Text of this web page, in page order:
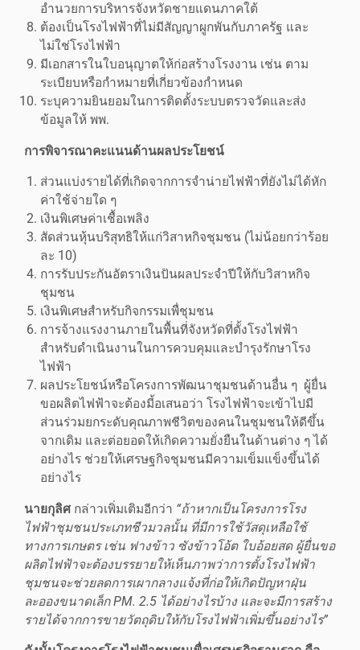
อำนวยการบริหารจังหวัดชายแดนภาคใต้
ต้องเป็นโรงไฟฟ้าที่ไม่มีสัญญาผูกพันกับภาครัฐ และ
ไม่ใช่โรงไฟฟ้า
มีเอกสารในใบอนุญาตให้ก่อสร้างโรงงาน เช่น ตาม
ระเบียบหรือกำหมายที่เกี่ยวข้องกำหนด
ระบุความยินยอมในการติดตั้งระบบตรวจวัดและส่ง
ข้อมูลให้ พพ.
การพิจารณาคะแนนด้านผลประโยชน์
ส่วนแบ่งรายได้ที่เกิดจากการจำน่ายไฟฟ้าที่ยังไม่ได้หัก
ค่าใช้จ่ายใด ๆ
เงินพิเศษค่าเชื้อเพลิง
สัดส่วนหุ้นบริสุทธิให้แก่วิสาหกิจชุมชน (ไม่น้อยกว่าร้อย
ละ 10)
การรับประกันอัตราเงินปันผลประจำปีให้กับวิสาหกิจ
ชุมชน
เงินพิเศษสำหรับกิจกรรมเพื่ชุมชน
การจ้างแรงงานภายในพื้นที่จังหวัดที่ตั้งโรงไฟฟ้า
สำหรับดำเนินงานในการควบคุมและบำรุงรักษาโรง
ไฟฟ้า
ผลประโยชน์หรือโครงการพัฒนาชุมชนด้านอื่น ๆ ผู้ยื่น
ขอผลิตไฟฟ้าจะต้องมี้อเสนอว่า โรงไฟฟ้าจะเข้าไปมี
ส่วนร่วมยกระดับคุณภาพชีวิตของคนในชุมชนให้ดีขึ้น
จากเดิม และต่อยอดให้เกิดความยั่งยืนในด้านต่าง ๆ ได้
อย่างไร ช่วยให้เศรษฐกิจชุมชนมีความเข็มแข็งขึ้นได้
อย่างไร
นายกุลิศ กล่าวเพิ่มเติมอีกว่า “ถ้าหากเป็นโครงการโรง
ไฟฟ้าชุมชนประเภทชีวมวลนั้น ที่มีการใช้วัสดุเหลือใช้
ทางการเกษตร เช่น ฟางข้าว ซังข้าวโอ้ต ใบอ้อยสด ผู้ยื่นขอ
ผลิตไฟฟ้าจะต้องบรรยายให้เห็นภาพว่าการตั้งโรงไฟฟ้า
ชุมชนจะช่วยลดการเผากลางแจ้งที่ก่อให้เกิดปัญหาฝุ่น
ละอองขนาดเล็ก PM. 2.5 ได้อย่างไรบ้าง และจะมีการสร้าง
รายได้จากการขายวัตถุดิบให้กับโรงไฟฟ้าเพิ่มขึ้นอย่างไร”